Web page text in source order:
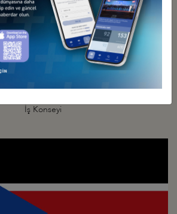
İş Konseyi